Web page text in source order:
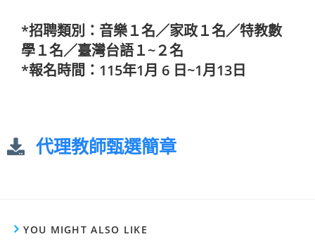
*招聘類別：音樂１名／家政１名／特教數
學１名／臺灣台語１~２名
*報名時間：115年1月 6 日~1月13日
代理教師甄選簡章
YOU MIGHT ALSO LIKE